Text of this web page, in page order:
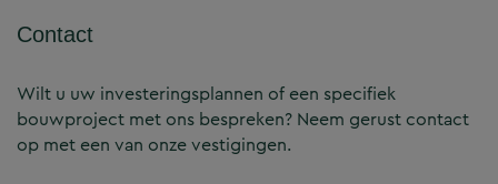
Contact
Wilt u uw investeringsplannen of een specifiek
bouwproject met ons bespreken? Neem gerust contact
op met een van onze vestigingen.